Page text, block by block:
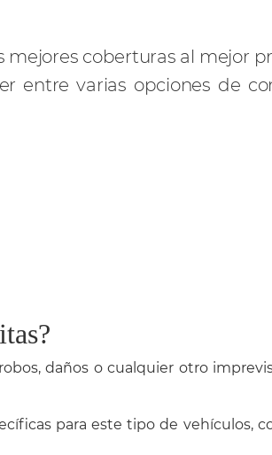
coberturas al mejor
entre varias opciones de
daños o cualquier otro
para este tipo de vehículos,